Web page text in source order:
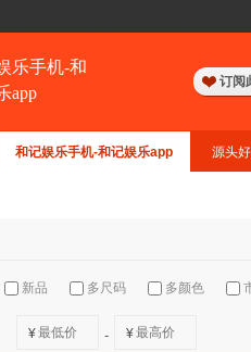
乐手机-和
app
订阅
和记娱乐手机-和记娱乐app 源头
新品 多尺码 多颜色
¥ - ¥